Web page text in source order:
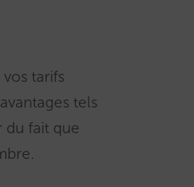
tarifs
tels
du fait que